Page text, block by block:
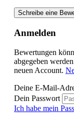
Schreibe eine
Anmelden
Bewertungen
abgegeben
neuen Account.
Deine E-Mail-
Dein Passwort
Ich habe mein